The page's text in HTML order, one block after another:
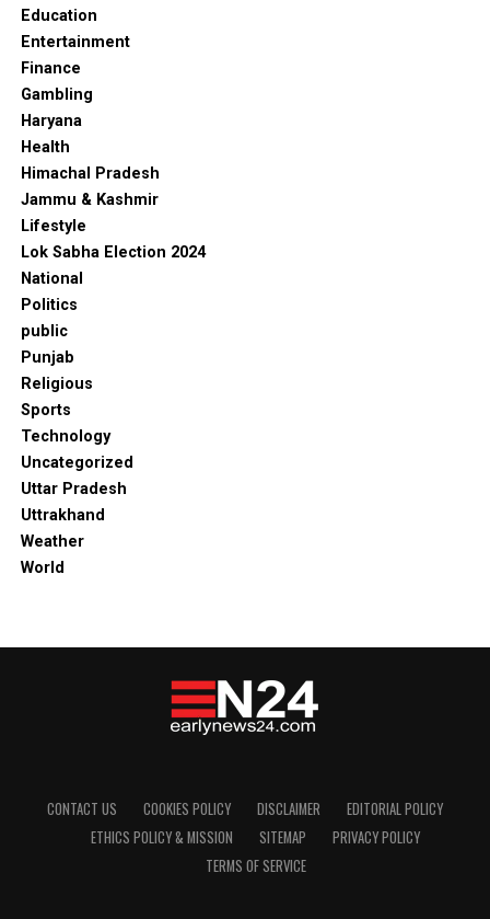
Education
Entertainment
Finance
Gambling
Haryana
Health
Himachal Pradesh
Jammu & Kashmir
Lifestyle
Lok Sabha Election 2024
National
Politics
public
Punjab
Religious
Sports
Technology
Uncategorized
Uttar Pradesh
Uttrakhand
Weather
World
CONTACT US COOKIES POLICY DISCLAIMER
EDITORIAL POLICY
ETHICS POLICY & MISSION
SITEMAP
PRIVACY POLICY
TERMS OF SERVICE